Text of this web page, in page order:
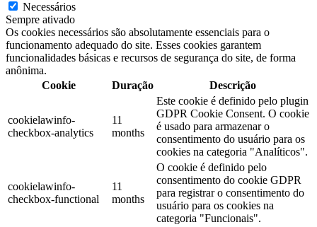
Necessários
Sempre ativado
Os cookies necessários são absolutamente essenciais para o
funcionamento adequado do site. Esses cookies garantem
funcionalidades básicas e recursos de segurança do site, de forma
anônima.
Cookie
Duração Descrição
cookielawinfo-
checkbox-analytics
11
months
Este cookie é definido pelo plugin
GDPR Cookie Consent. O cookie
é usado para armazenar o
consentimento do usuário para os
cookies na categoria "Analíticos".
cookielawinfo-
checkbox-functional
11
months
O cookie é definido pelo
consentimento do cookie GDPR
para registrar o consentimento do
usuário para os cookies na
categoria "Funcionais".